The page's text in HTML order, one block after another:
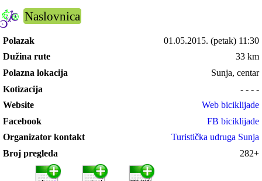
Naslovnica
Polazak 01.05.2015. (petak) 11:30
Dužina rute
33 km
Polazna lokacija
Sunja, centar
Kotizacija
- - - -
Website
Web biciklijade
Facebook
FB biciklijade
Organizator kontakt
Turistička udruga Sunja
Broj pregleda
282+